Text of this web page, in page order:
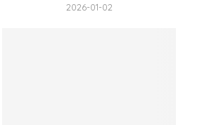
2026-01-02